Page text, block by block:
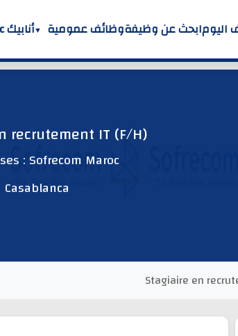
اليومابحث عن وظيفةوظائف عمومية أنابيك Anapec
recrutement IT (F/H)
: Sofrecom Maroc
Casablanca
Stagiaire en